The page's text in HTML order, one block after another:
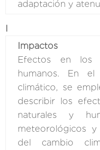
adaptación y
I
Impactos
Efectos en los
humanos. En
climático, se
describir los
naturales y
meteorológicos
del cambio